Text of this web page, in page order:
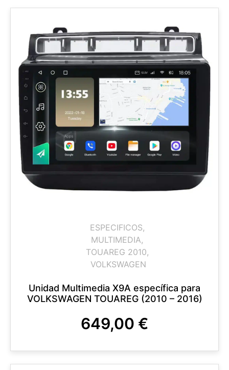
ESPECIFICOS,
MULTIMEDIA,
TOUAREG 2010,
VOLKSWAGEN
Unidad Multimedia X9A específica para
VOLKSWAGEN TOUAREG (2010 – 2016)
649,00 €